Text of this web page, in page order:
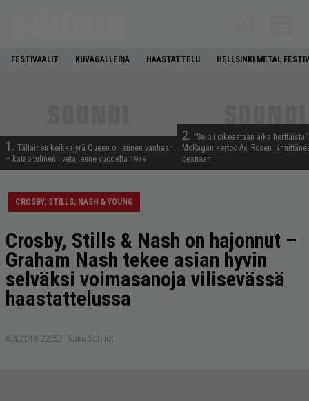
FESTIVAALIT KUVAGALLERIA HAASTATTELU HELLSINKI METAL
1. Tällainen keikkajyrä Queen oli ennen vanhaan
– katso tulinen livetallenne vuodelta 1979
2. ”Se oli oikeastaan aika
McKagan kertoo Axl Rosen
pestiään
CROSBY, STILLS, NASH & YOUNG
Crosby, Stills & Nash on hajonnut –
Graham Nash tekee asian hyvin
selväksi voimasanoja vilisevässä
haastattelussa
6.3.2016 22:52 Saku Schildt